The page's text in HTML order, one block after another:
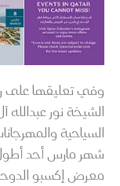
وفي تعليقها على
الشيخة نور
السياحية
شهر مارس أحد